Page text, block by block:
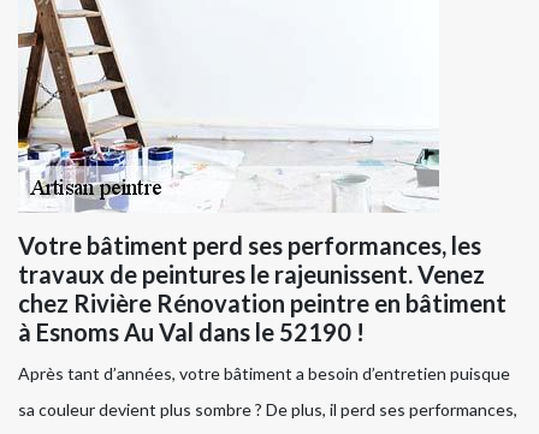
Votre bâtiment perd ses performances, les
travaux de peintures le rajeunissent. Venez
chez Rivière Rénovation peintre en bâtiment
à Esnoms Au Val dans le 52190 !
Après tant d’années, votre bâtiment a besoin d’entretien puisque
sa couleur devient plus sombre ? De plus, il perd ses performances,